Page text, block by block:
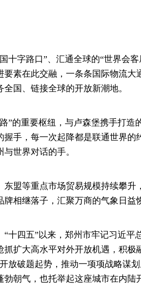
字路口”、汇通全球的“世界会
要素在此交融，一条条国际物流大
国、链接全球的开放新潮地。
的重要枢纽，与卢森堡携手打造
手，每一次起降都是联通世界的
世界对话的手。
盟等重点市场贸易规模持续攀升
相继落子，汇聚万商的气象日益
四五”以来，郑州市牢记习近平
扩大高水平对外开放机遇，积极
放破题起势，推动一项项战略谋
勃朝气，也托举起这座城市在内陆